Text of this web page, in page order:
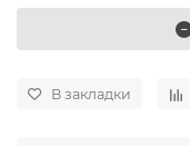
В закладки